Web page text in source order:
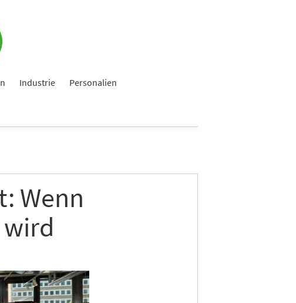
Industrie Personalien
Wenn